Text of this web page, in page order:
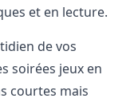
et en lecture.
de vos
soirées jeux en
courtes mais